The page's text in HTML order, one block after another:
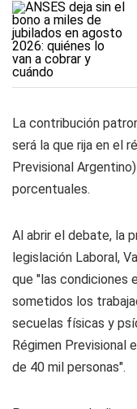
La contribución
será la que rija en el
Previsional
porcentuales.
Al abrir el debate, la
legislación Laboral,
que "las condiciones
sometidos los
secuelas físicas y
Régimen Previsional
de 40 mil personas".